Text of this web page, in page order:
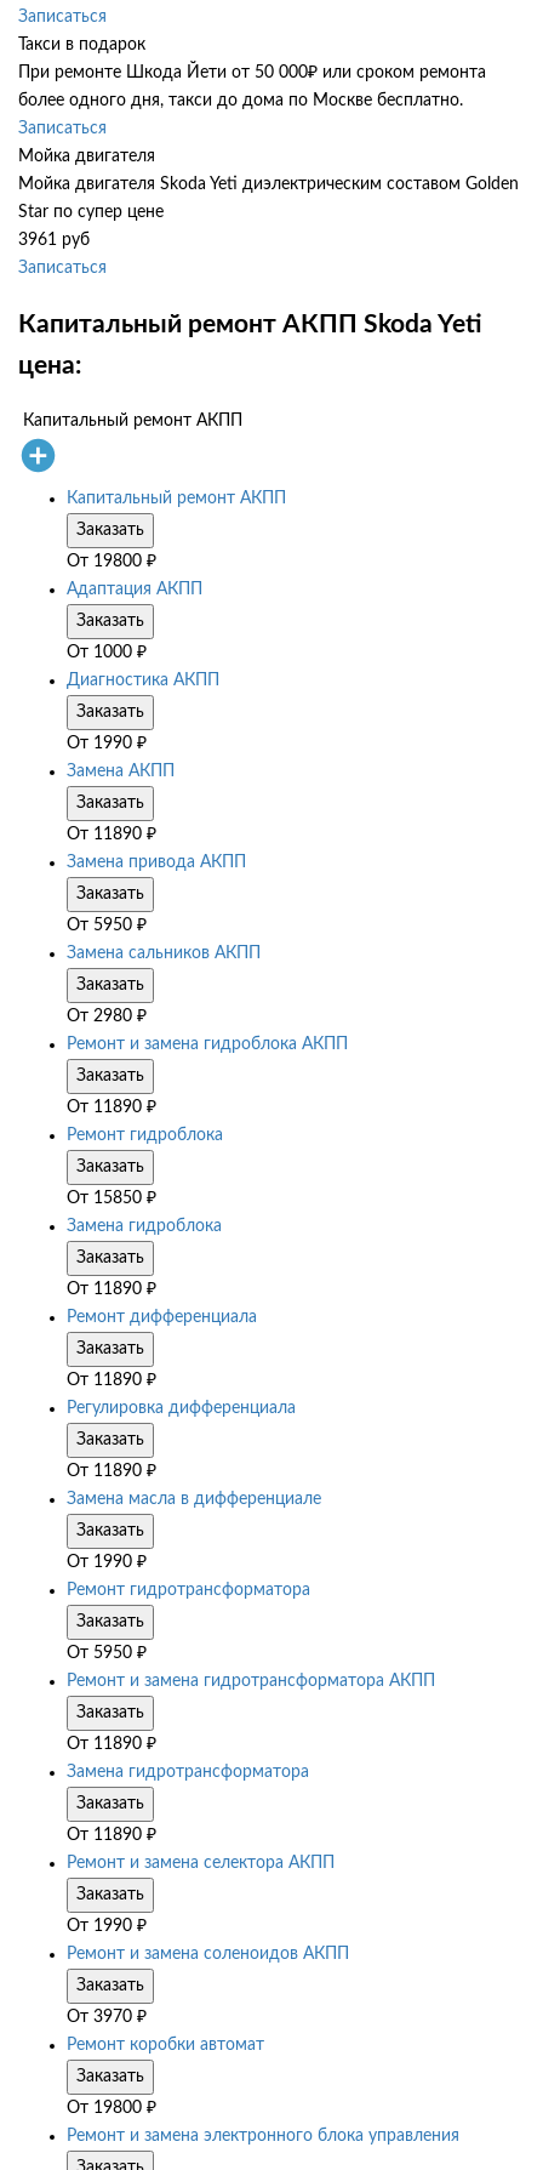
Записаться
Такси в подарок
При ремонте Шкода Йети от 50 000₽ или сроком ремонта
более одного дня, такси до дома по Москве бесплатно.
Записаться
Мойка двигателя
Мойка двигателя Skoda Yeti диэлектрическим составом Golden
Star по супер цене
3961 руб
Записаться
Капитальный ремонт АКПП Skoda Yeti
цена:
Капитальный ремонт АКПП
Капитальный ремонт АКПП
Заказать
От 19800 ₽
Адаптация АКПП
Заказать
От 1000 ₽
Диагностика АКПП
Заказать
От 1990 ₽
Замена АКПП
Заказать
От 11890 ₽
Замена привода АКПП
Заказать
От 5950 ₽
Замена сальников АКПП
Заказать
От 2980 ₽
Ремонт и замена гидроблока АКПП
Заказать
От 11890 ₽
Ремонт гидроблока
Заказать
От 15850 ₽
Замена гидроблока
Заказать
От 11890 ₽
Ремонт дифференциала
Заказать
От 11890 ₽
Регулировка дифференциала
Заказать
От 11890 ₽
Замена масла в дифференциале
Заказать
От 1990 ₽
Ремонт гидротрансформатора
Заказать
От 5950 ₽
Ремонт и замена гидротрансформатора АКПП
Заказать
От 11890 ₽
Замена гидротрансформатора
Заказать
От 11890 ₽
Ремонт и замена селектора АКПП
Заказать
От 1990 ₽
Ремонт и замена соленоидов АКПП
Заказать
От 3970 ₽
Ремонт коробки автомат
Заказать
От 19800 ₽
Ремонт и замена электронного блока управления